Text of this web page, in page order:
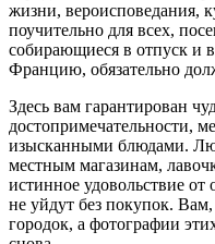
жизни, вероисповедания,
поучительно для всех,
собирающиеся в отпуск и
Францию, обязательно
Здесь вам гарантирован
достопримечательности,
изысканными блюдами.
местным магазинам,
истинное удовольствие
не уйдут без покупок.
городок, а фотографии